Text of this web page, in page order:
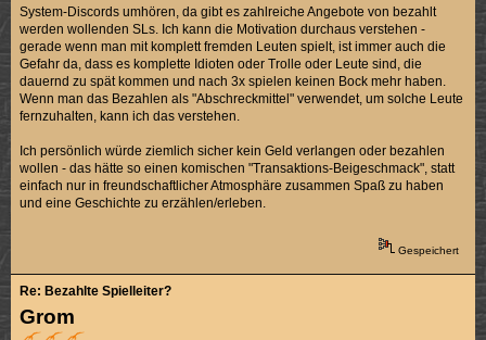
System-Discords umhören, da gibt es zahlreiche Angebote von bezahlt
werden wollenden SLs. Ich kann die Motivation durchaus verstehen -
gerade wenn man mit komplett fremden Leuten spielt, ist immer auch die
Gefahr da, dass es komplette Idioten oder Trolle oder Leute sind, die
dauernd zu spät kommen und nach 3x spielen keinen Bock mehr haben.
Wenn man das Bezahlen als "Abschreckmittel" verwendet, um solche Leute
fernzuhalten, kann ich das verstehen.
Ich persönlich würde ziemlich sicher kein Geld verlangen oder bezahlen
wollen - das hätte so einen komischen "Transaktions-Beigeschmack", statt
einfach nur in freundschaftlicher Atmosphäre zusammen Spaß zu haben
und eine Geschichte zu erzählen/erleben.
Gespeichert
Grom
Re: Bezahlte Spielleiter?